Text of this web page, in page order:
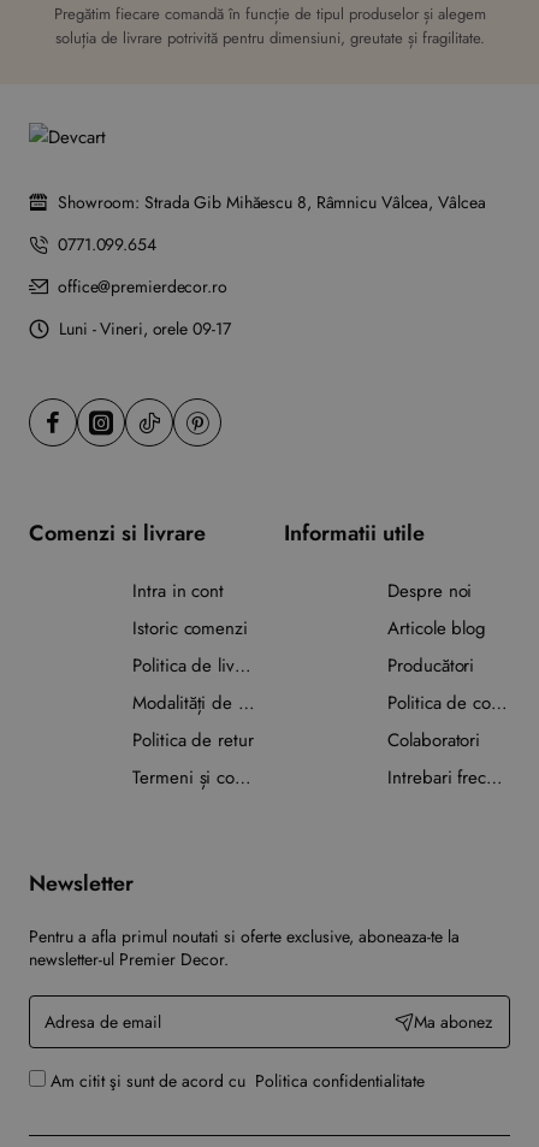
Pregătim fiecare comandă în funcție de tipul produselor și alegem
soluția de livrare potrivită pentru dimensiuni, greutate și fragilitate.
Showroom: Strada Gib Mihăescu 8, Râmnicu Vâlcea, Vâlcea
0771.099.654
office@premierdecor.ro
Luni - Vineri, orele 09-17
Comenzi si livrare
Intra in cont
Istoric comenzi
Politica de livrare
Modalități de plată
Politica de retur
Termeni și condiții
Informatii utile
Despre noi
Articole blog
Producători
Politica de confidențialitate
Colaboratori
Intrebari frecvente
Newsletter
Pentru a afla primul noutati si oferte exclusive, aboneaza-te la
newsletter-ul Premier Decor.
Adresa
de
email
Ma abonez
Am citit şi sunt de acord cu Politica confidentialitate